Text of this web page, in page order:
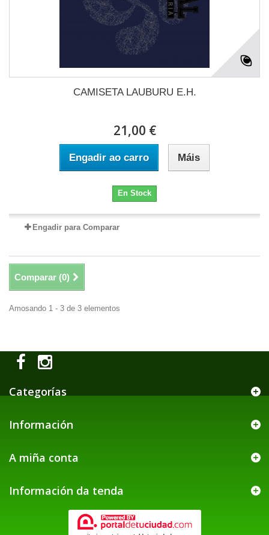
CAMISETA LAUBURU E.H.
21,00 €
Engadir ao carro Máis
En Stock
Engadir para Comparar
Comparar (0)
Amosando 1 - 3 de 3 elementos
Categorías
Información
A miña conta
Información da tenda